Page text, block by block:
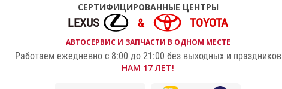
СЕРТИФИЦИРОВАННЫЕ ЦЕНТРЫ
LEXUS TOYOTA
АВТОСЕРВИС И ЗАПЧАСТИ В ОДНОМ МЕСТЕ
Работаем ежедневно с 8:00 до 21:00 без выходных и праздников
НАМ 17 ЛЕТ!